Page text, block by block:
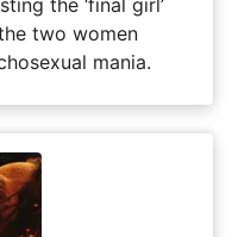
two women
mania.